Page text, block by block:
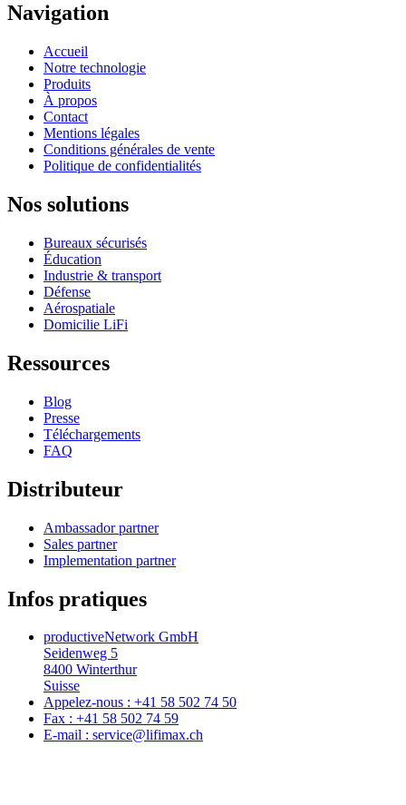
Navigation
Accueil
Notre technologie
Produits
À propos
Contact
Mentions légales
Conditions générales de vente
Politique de confidentialités
Nos solutions
Bureaux sécurisés
Éducation
Industrie & transport
Défense
Aérospatiale
Domicilie LiFi
Ressources
Blog
Presse
Téléchargements
FAQ
Distributeur
Ambassador partner
Sales partner
Implementation partner
Infos pratiques
productiveNetwork GmbH
Seidenweg 5
8400 Winterthur
Suisse
Appelez-nous : +41 58 502 74 50
Fax : +41 58 502 74 59
E-mail : service@lifimax.ch